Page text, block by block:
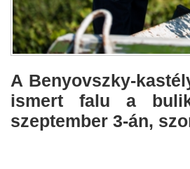
A Benyovszky-
ismert falu a
szeptember 3-án,